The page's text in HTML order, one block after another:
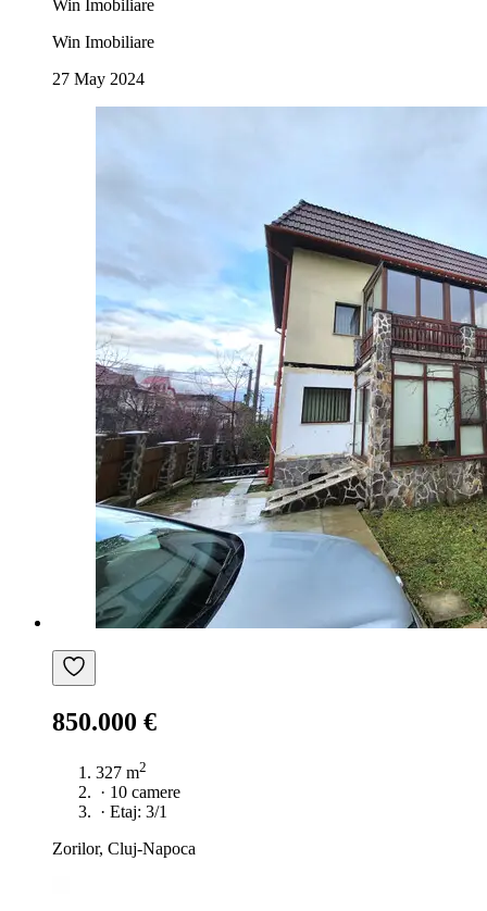
Win Imobiliare
Win Imobiliare
27 May 2024
850.000 €
327 m2
· 10 camere
· Etaj: 3/1
Zorilor, Cluj-Napoca